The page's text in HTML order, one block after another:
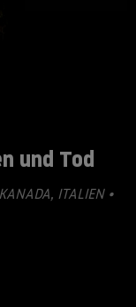
und Tod
ITALIEN •